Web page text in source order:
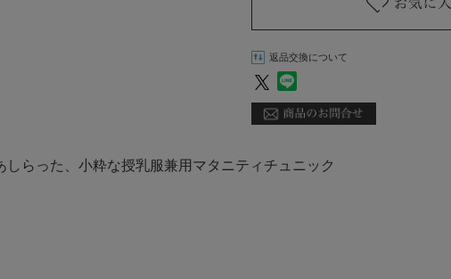
返品交換について
しらった、小粋な授乳服兼用マタニティチュニック